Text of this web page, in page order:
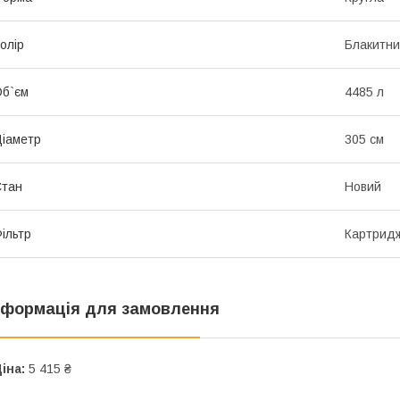
4485 л
305 см
Новий
для замовлення
5 415 ₴